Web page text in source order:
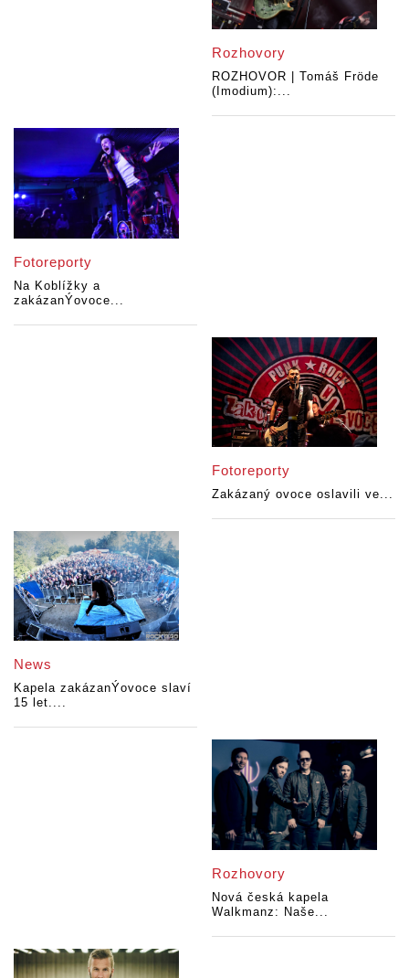
Rozhovory
ROZHOVOR | Tomáš Fröde
(Imodium):...
Fotoreporty
Na Koblížky a
zakázanÝovoce...
Fotoreporty
Zakázaný ovoce oslavili ve...
News
Kapela zakázanÝovoce slaví
15 let....
Rozhovory
Nová česká kapela
Walkmanz: Naše...